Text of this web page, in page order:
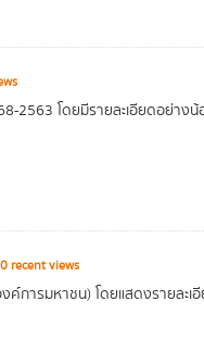
2563 โดยมีรายละเอียดอย่าง
recent views
ารมหาชน) โดยแสดงรายละเ